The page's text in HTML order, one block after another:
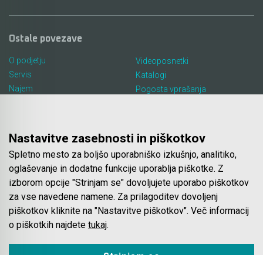
Ostale povezave
O podjetju
Servis
Najem
Videoposnetki
Katalogi
Pogosta vprašanja
Spletna trgovina
Pogoji poslovanja
Plačila
Odstop od nakupa
Dostava
Nastavitve zasebnosti in piškotkov
Spletno mesto za boljšo uporabniško izkušnjo, analitiko,
oglaševanje in dodatne funkcije uporablja piškotke. Z
izborom opcije "Strinjam se" dovoljujete uporabo piškotkov
za vse navedene namene. Za prilagoditev dovoljenj
piškotkov kliknite na "Nastavitve piškotkov". Več informacij
o piškotkih najdete tukaj.